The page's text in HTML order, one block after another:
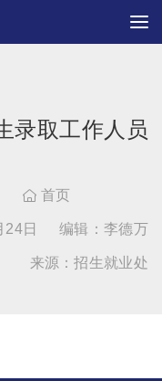
录取工作人员
 首页
日 编辑：李德万
来源：招生就业处